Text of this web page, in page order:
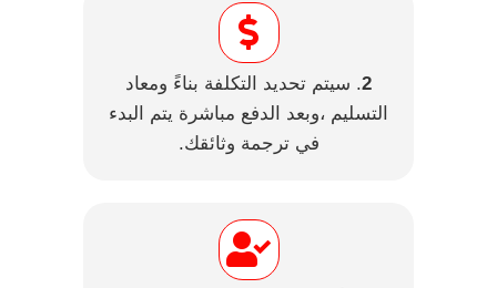
2. سيتم تحديد التكلفة بناءً ومعاد
التسليم ،وبعد الدفع مباشرة يتم البدء
في ترجمة وثائقك.